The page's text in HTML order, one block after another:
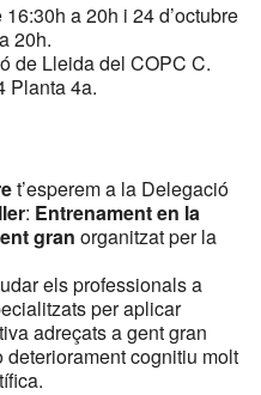
a 20h i 24 d’octubre
20h.
de Lleida del COPC C.
Planta 4a.
t’esperem a la Delegació
: Entrenament en la
gran organitzat per la
els professionals a
per aplicar
adreçats a gent gran
cognitiu molt